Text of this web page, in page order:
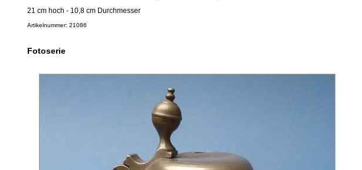
21 cm hoch - 10,8 cm Durchmesser
Artikelnummer: 21086
Fotoserie